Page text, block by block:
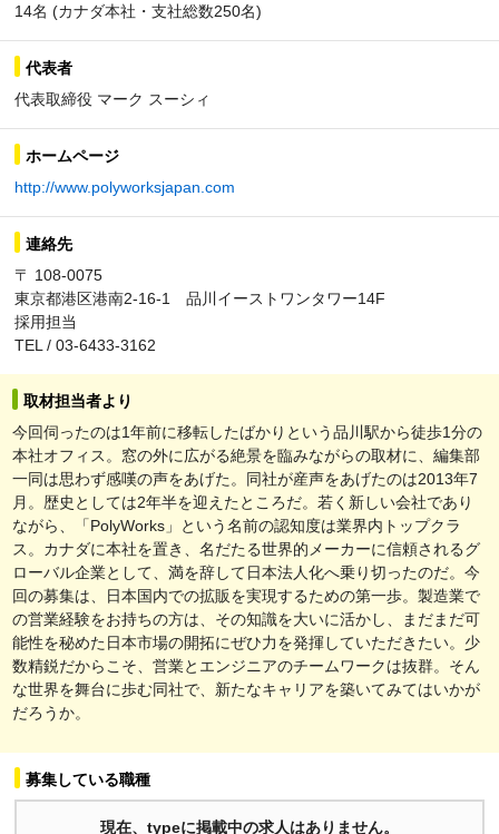
14名 (カナダ本社・支社総数250名)
代表者
代表取締役 マーク スーシィ
ホームページ
http://www.polyworksjapan.com
連絡先
〒 108-0075
東京都港区港南2-16-1 品川イーストワンタワー14F
採用担当
TEL / 03-6433-3162
取材担当者より
今回伺ったのは1年前に移転したばかりという品川駅から徒歩1分の
本社オフィス。窓の外に広がる絶景を臨みながらの取材に、編集部
一同は思わず感嘆の声をあげた。同社が産声をあげたのは2013年7
月。歴史としては2年半を迎えたところだ。若く新しい会社であり
ながら、「PolyWorks」という名前の認知度は業界内トップクラ
ス。カナダに本社を置き、名だたる世界的メーカーに信頼されるグ
ローバル企業として、満を辞して日本法人化へ乗り切ったのだ。今
回の募集は、日本国内での拡販を実現するための第一歩。製造業で
の営業経験をお持ちの方は、その知識を大いに活かし、まだまだ可
能性を秘めた日本市場の開拓にぜひ力を発揮していただきたい。少
数精鋭だからこそ、営業とエンジニアのチームワークは抜群。そん
な世界を舞台に歩む同社で、新たなキャリアを築いてみてはいかが
だろうか。
募集している職種
現在、typeに掲載中の求人はありません。